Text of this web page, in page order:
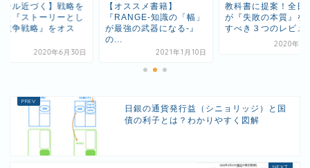
ススメ書籍】
知識の「幅」
強の武器になる-』
2021年1月10日
教科書に提案！全日本人
が『失敗の本質』を必読
すべき３つのレビュー
【ゴール近づく】戦
描いた『ストーリー
ての競争戦略』をオ
日銀の通貨発行益（シニョリッジ）と国
債の利子とは？わかりやすく図解